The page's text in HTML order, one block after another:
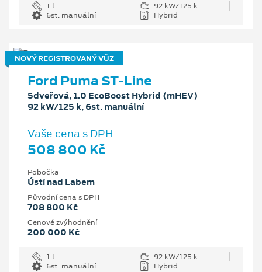
1 l
92 kW/125 k
6st. manuální
Hybrid
NOVÝ REGISTROVANÝ VŮZ
Ford Puma ST-Line
5dveřová, 1.0 EcoBoost Hybrid (mHEV)
92 kW/125 k, 6st. manuální
Vaše cena s DPH
508 800 Kč
Pobočka
Ústí nad Labem
Původní cena s DPH
708 800 Kč
Cenové zvýhodnění
200 000 Kč
1 l
92 kW/125 k
6st. manuální
Hybrid